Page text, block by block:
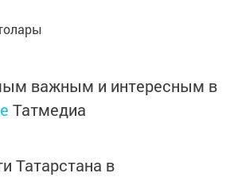
важным и интересным в
Татмедиа
Татарстана в